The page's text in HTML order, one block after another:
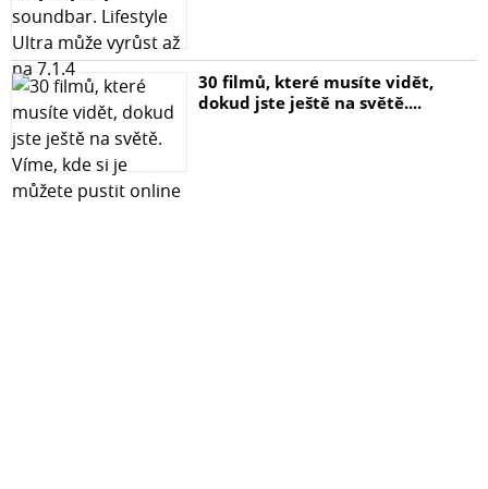
30 filmů, které musíte vidět,
dokud jste ještě na světě....